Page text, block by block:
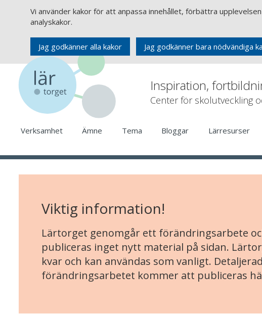
Vi använder kakor för att anpassa innehållet, förbättra
analyskakor.
Jag godkänner alla kakor Jag godkänner bara nödvändiga
Inspiration,
Center för skolutveckling
Verksamhet Ämne Tema Bloggar Lärresurser
Viktig information!
Lärtorget genomgår ett förändringsarbete
publiceras inget nytt material på sidan.
kvar och kan användas som vanligt.
förändringsarbetet kommer att publiceras